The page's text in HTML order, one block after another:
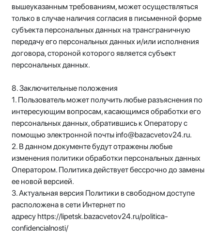
вышеуказанным требованиям, может осуществляться
только в случае наличия согласия в письменной форме
субъекта персональных данных на трансграничную
передачу его персональных данных и/или исполнения
договора, стороной которого является субъект
персональных данных.
8. Заключительные положения
1. Пользователь может получить любые разъяснения по
интересующим вопросам, касающимся обработки его
персональных данных, обратившись к Оператору с
помощью электронной почты info@bazacvetov24.ru.
2. В данном документе будут отражены любые
изменения политики обработки персональных данных
Оператором. Политика действует бессрочно до замены
ее новой версией.
3. Актуальная версия Политики в свободном доступе
расположена в сети Интернет по
адресу https://lipetsk.bazacvetov24.ru/politica-
confidencialnosti/